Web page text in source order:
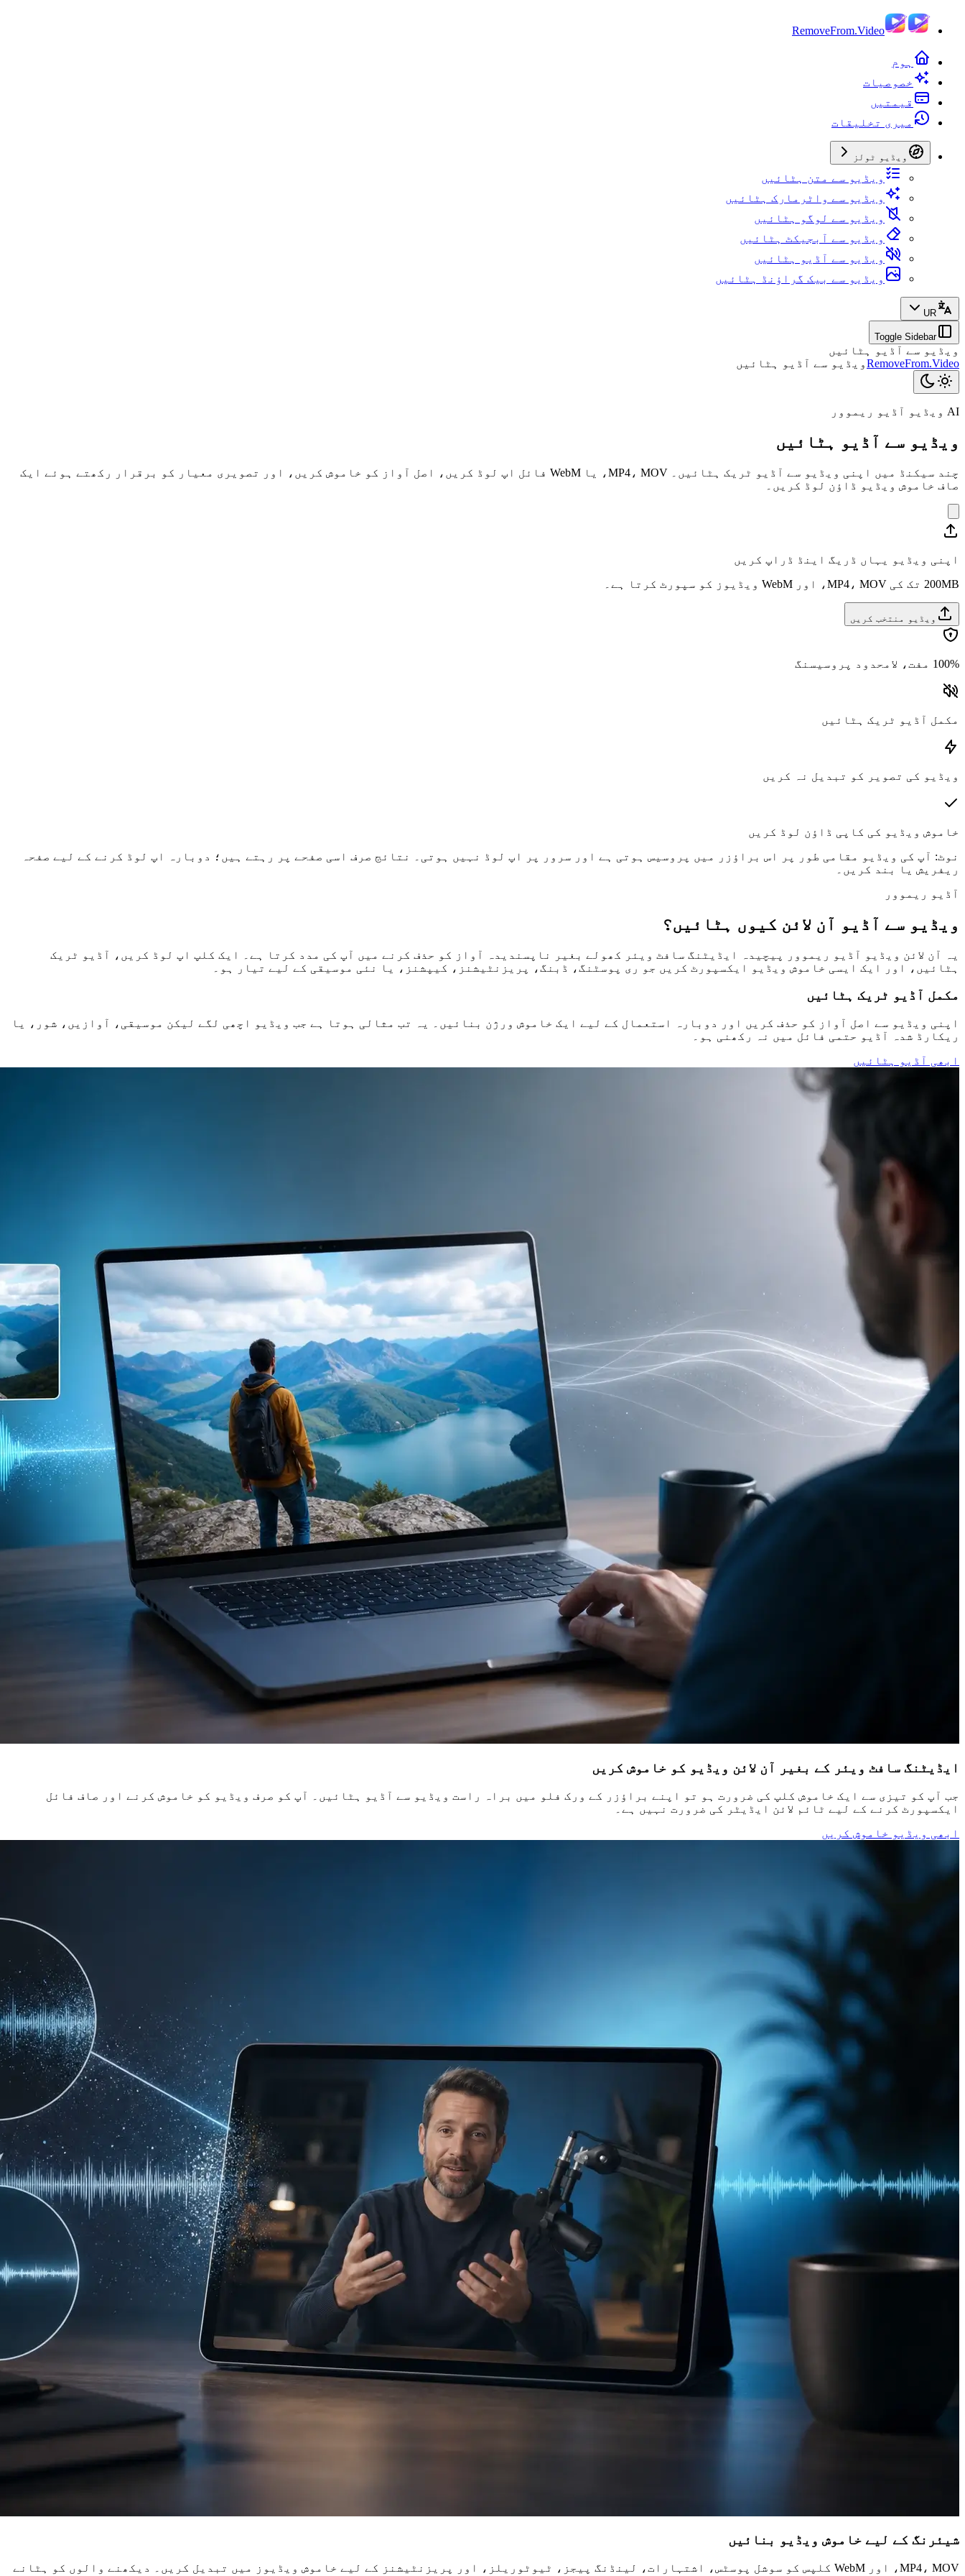
RemoveFrom.Video
ہوم
خصوصیات
قیمتیں
میری تخلیقات
ویڈیو ٹولز
ویڈیو سے متن ہٹائیں
ویڈیو سے واٹرمارک ہٹائیں
ویڈیو سے لوگو ہٹائیں
ویڈیو سے آبجیکٹ ہٹائیں
ویڈیو سے آڈیو ہٹائیں
ویڈیو سے بیک گراؤنڈ ہٹائیں
UR
Toggle Sidebar
ویڈیو سے آڈیو ہٹائیں
RemoveFrom.Videoویڈیو سے آڈیو ہٹائیں
AI ویڈیو آڈیو ریموور
ویڈیو سے آڈیو ہٹائیں
چند سیکنڈ میں اپنی ویڈیو سے آڈیو ٹریک ہٹائیں۔ MP4، MOV، یا WebM فائل اپ لوڈ کریں، اصل آواز کو خاموش کریں، اور تصویری معیار کو برقرار رکھتے ہوئے ایک
صاف خاموش ویڈیو ڈاؤن لوڈ کریں۔
اپنی ویڈیو یہاں ڈریگ اینڈ ڈراپ کریں
200MB تک کی MP4، MOV، اور WebM ویڈیوز کو سپورٹ کرتا ہے۔
ویڈیو منتخب کریں
100% مفت، لامحدود پروسیسنگ
مکمل آڈیو ٹریک ہٹائیں
ویڈیو کی تصویر کو تبدیل نہ کریں
خاموش ویڈیو کی کاپی ڈاؤن لوڈ کریں
نوٹ: آپ کی ویڈیو مقامی طور پر اس براؤزر میں پروسیس ہوتی ہے اور سرور پر اپ لوڈ نہیں ہوتی۔ نتائج صرف اسی صفحے پر رہتے ہیں؛ دوبارہ اپ لوڈ کرنے کے لیے صفحہ
ریفریش یا بند کریں۔
آڈیو ریموور
ویڈیو سے آڈیو آن لائن کیوں ہٹائیں؟
یہ آن لائن ویڈیو آڈیو ریموور پیچیدہ ایڈیٹنگ سافٹ ویئر کھولے بغیر ناپسندیدہ آواز کو حذف کرنے میں آپ کی مدد کرتا ہے۔ ایک کلپ اپ لوڈ کریں، آڈیو ٹریک
ہٹائیں، اور ایک ایسی خاموش ویڈیو ایکسپورٹ کریں جو ری پوسٹنگ، ڈبنگ، پریزنٹیشنز، کیپشنز، یا نئی موسیقی کے لیے تیار ہو۔
مکمل آڈیو ٹریک ہٹائیں
اپنی ویڈیو سے اصل آواز کو حذف کریں اور دوبارہ استعمال کے لیے ایک خاموش ورژن بنائیں۔ یہ تب مثالی ہوتا ہے جب ویڈیو اچھی لگے لیکن موسیقی، آوازیں، شور، یا
ریکارڈ شدہ آڈیو حتمی فائل میں نہ رکھنی ہو۔
ابھی آڈیو ہٹائیں
ایڈیٹنگ سافٹ ویئر کے بغیر آن لائن ویڈیو کو خاموش کریں
جب آپ کو تیزی سے ایک خاموش کلپ کی ضرورت ہو تو اپنے براؤزر کے ورک فلو میں براہ راست ویڈیو سے آڈیو ہٹائیں۔ آپ کو صرف ویڈیو کو خاموش کرنے اور صاف فائل
ایکسپورٹ کرنے کے لیے ٹائم لائن ایڈیٹر کی ضرورت نہیں ہے۔
ابھی ویڈیو خاموش کریں
شیئرنگ کے لیے خاموش ویڈیو بنائیں
MP4، MOV، اور WebM کلپس کو سوشل پوسٹس، اشتہارات، لینڈنگ پیجز، ٹیوٹوریلز، اور پریزنٹیشنز کے لیے خاموش ویڈیوز میں تبدیل کریں۔ دیکھنے والوں کو ہٹانے